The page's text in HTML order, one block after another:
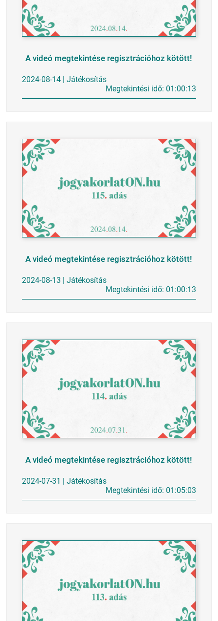
A videó megtekintése regisztrációhoz kötött!
2024-08-14 | Játékosítás
Megtekintési idő: 01:00:13
A videó megtekintése regisztrációhoz kötött!
2024-08-13 | Játékosítás
Megtekintési idő: 01:00:13
A videó megtekintése regisztrációhoz kötött!
2024-07-31 | Játékosítás
Megtekintési idő: 01:05:03